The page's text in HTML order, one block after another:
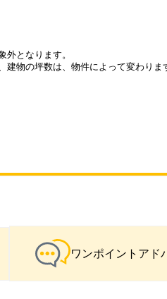
となります。
物の坪数は、物件によって変わり
ワンポイントアド